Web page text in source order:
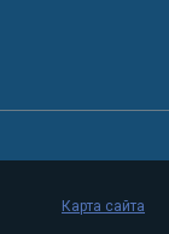
Карта сайта